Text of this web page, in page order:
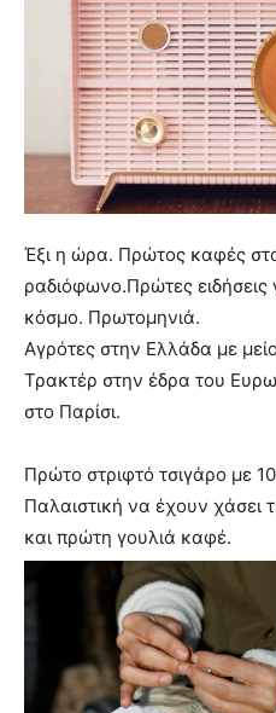
Έξι η ώρα. Πρώτος καφές
ραδιόφωνο.Πρώτες ειδήσεις
κόσμο. Πρωτομηνιά.
Αγρότες στην Ελλάδα με
Τρακτέρ στην έδρα του
στο Παρίσι.
Πρώτο στριφτό τσιγάρο με
Παλαιστική να έχουν χάσει
και πρώτη γουλιά καφέ.